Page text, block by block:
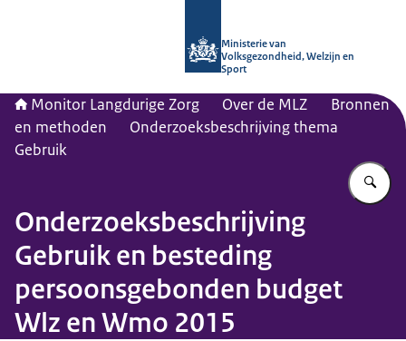
Ministerie van
Volksgezondheid, Welzijn en
Sport
Monitor Langdurige Zorg Over de MLZ
Bronnen
en methoden
Onderzoeksbeschrijving thema
Gebruik
Onderzoeksbeschrijving
Gebruik en besteding
persoonsgebonden budget
Wlz en Wmo 2015